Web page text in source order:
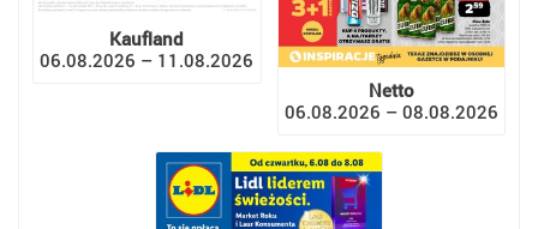
Kaufland
06.08.2026 – 11.08.2026
Netto
06.08.2026 – 08.08.2026